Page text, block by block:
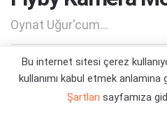
Oynat Uğur'cum...
Yazar: Orçun Çavuşoğlu
Bu internet sitesi çerez
kullanımı kabul etmek
Şartları sayfamıza